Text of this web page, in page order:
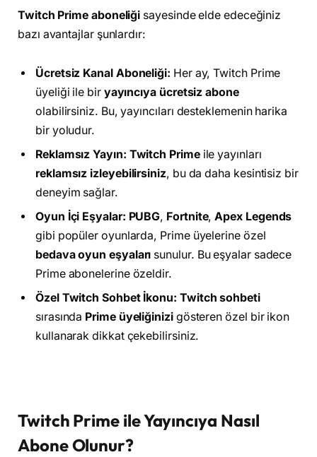
Twitch Prime aboneliği sayesinde elde edeceğiniz
bazı avantajlar şunlardır:
Ücretsiz Kanal Aboneliği: Her ay, Twitch Prime
üyeliği ile bir yayıncıya ücretsiz abone
olabilirsiniz. Bu, yayıncıları desteklemenin harika
bir yoludur.
Reklamsız Yayın: Twitch Primeile yayınları
reklamsız izleyebilirsiniz, bu da daha kesintisiz bir
deneyim sağlar.
Oyun İçi Eşyalar: PUBG, Fortnite,Apex Legends
gibi popüler oyunlarda, Prime üyelerine özel
bedava oyun eşyaları sunulur. Bu eşyalar sadece
Prime abonelerine özeldir.
Özel Twitch Sohbet İkonu: Twitch sohbeti
sırasında Prime üyeliğinizigösteren özel bir ikon
kullanarak dikkat çekebilirsiniz.
Twitch Prime ile Yayıncıya Nasıl
Abone Olunur?